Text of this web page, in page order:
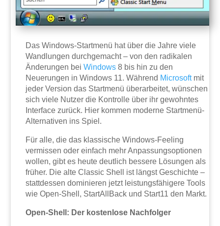
Das Windows-Startmenü hat über die Jahre viele
Wandlungen durchgemacht – von den radikalen
Änderungen beiWindows 8 bis hin zu den
Neuerungen in Windows 11. Während Microsoftmit
jeder Version das Startmenü überarbeitet, wünschen
sich viele Nutzer die Kontrolle über ihr gewohntes
Interface zurück. Hier kommen moderne Startmenü-
Alternativen ins Spiel.
Für alle, die das klassische Windows-Feeling
vermissen oder einfach mehr Anpassungsoptionen
wollen, gibt es heute deutlich bessere Lösungen als
früher. Die alte Classic Shell ist längst Geschichte –
stattdessen dominieren jetzt leistungsfähigere Tools
wie Open-Shell, StartAllBack und Start11 den Markt.
Open-Shell: Der kostenlose Nachfolger